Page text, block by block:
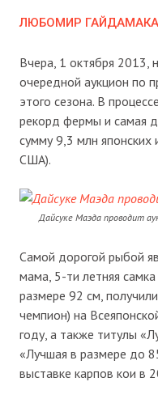
ЛЮБОМИР ГАЙДАМАКА
Вчера, 1 октября
очередной аукцион по
этого сезона. В
рекорд фермы и самая
сумму 9,3 млн
США).
Дайсуке Маэда проводит
Самой дорогой рыбой
мама, 5-ти летняя
размере 92 см,
чемпион) на
году, а также титулы
«Лучшая в размере до
выставке карпов кои в